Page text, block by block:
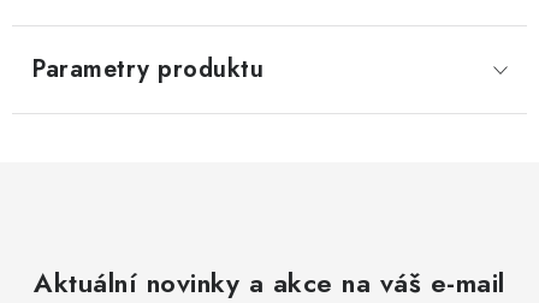
Parametry produktu
Aktuální novinky a akce na váš e-mail